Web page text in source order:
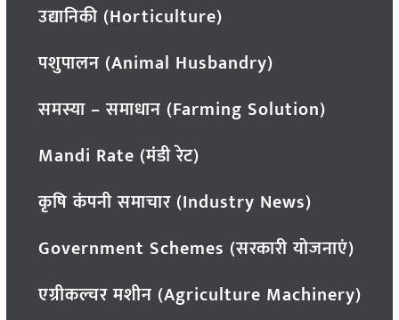
उद्यानिकी (Horticulture)
पशुपालन (Animal Husbandry)
समस्या – समाधान (Farming Solution)
Mandi Rate (मंडी रेट)
कृषि कंपनी समाचार (Industry News)
Government Schemes (सरकारी योजनाएं)
एग्रीकल्चर मशीन (Agriculture Machinery)